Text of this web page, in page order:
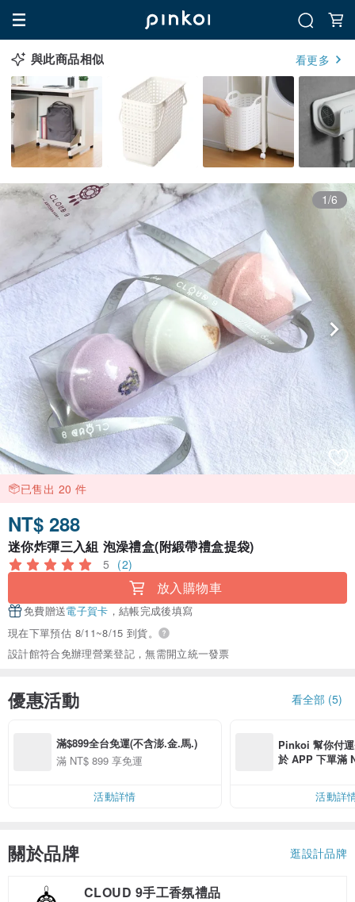
與此商品相似 看更多
1/6
已售出 20 件
NT$ 288
迷你炸彈三入組 泡澡禮盒(附緞帶禮盒提袋)
5 (2)
放入購物車
免費贈送電子賀卡 ，結帳完成後填寫
現在下單預估 8/11~8/15 到貨。
設計館符合免辦理營業登記，無需開立統一發票
優惠活動 看全部 (5)
滿$899全台免運(不含澎.金.馬.)
滿 NT$ 899 享免運
活動詳情
Pinkoi 幫你付
於 APP 下單滿
活動詳
關於品牌 逛設計品牌
CLOUD 9手工香氛禮品